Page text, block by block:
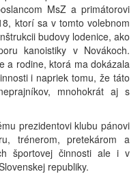
MsZ a primátorovi
ktorí sa v tomto volebnom
budovy lodenice, ako
kanoistiky v Novákoch.
a rodine, ktorá ma dokázala
i napriek tomu, že táto
mnohokrát aj s
prezidentovi klubu pánovi
trénerom, pretekárom a
športovej činnosti ale i v
republiky.